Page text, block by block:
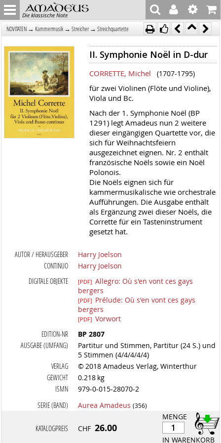
Die klassische Note
NOVITÄTEN → Kammermusik → Streicher → Streichquartette
II. Symphonie Noël in D-dur
CORRETTE, Michel (1707-1795)
für zwei Violinen (Flöte und Violine),
Viola und Bc.
Nach der 1. Symphonie Noël (BP
1291) legt Amadeus nun 2 weitere
dieser eingängigen Quartette vor, die
sich für Weihnachtsfeiern
ausgezeichnet eignen. Nr. 2 enthält
französische Noëls sowie ein Noël
Polonois.
Die Noëls eignen sich für
kammermusikalische wie orchestrale
Aufführungen. Die Ausgabe enthält
als Ergänzung zwei dieser Noëls, die
Corrette für ein Tasteninstrument
gesetzt hat.
AUTOR / HERAUSGEBER
Harry Joelson
CONTINUO
Harry Joelson
DIGITALE OBJEKTE
[PDF] Allegro: Où s'en vont ces gays
bergers
[PDF] Prélude: Où s'en vont ces gays
bergers
[PDF] Vorwort
EDITION-NR
BP 2807
AUSGABE (UMFANG)
Partitur und Stimmen, Partitur (24 S.) und
5 Stimmen (4/4/4/4/4)
VERLAG
© 2018 Amadeus Verlag, Winterthur
GEWICHT
0.218 kg
ISMN
979-0-015-28070-2
SERIE (BAND)
Aurea Amadeus (356)
MENGE
IN WARENKORB
KATALOGPREIS CHF26.00